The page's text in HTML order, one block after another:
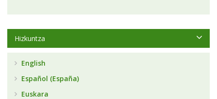
Hizkuntza
English
Español (España)
Euskara